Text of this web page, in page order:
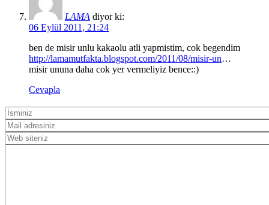
LAMA diyor ki:
06 Eylül 2011, 21:24
ben de misir unlu kakaolu atli yapmistim, cok begendim
http://lamamutfakta.blogspot.com/2011/08/misir-un…
misir ununa daha cok yer vermeliyiz bence::)
Cevapla